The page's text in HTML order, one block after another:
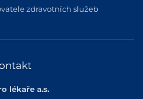
zdravotních služeb
lékaře a.s.